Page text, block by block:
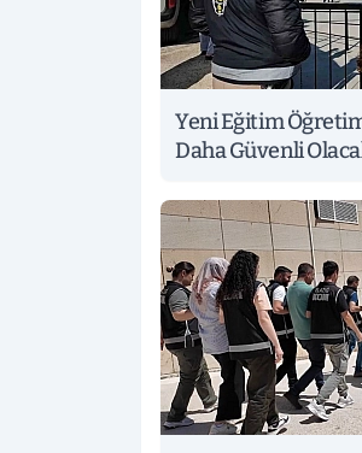
Yeni Eğitim
Daha Güvenli